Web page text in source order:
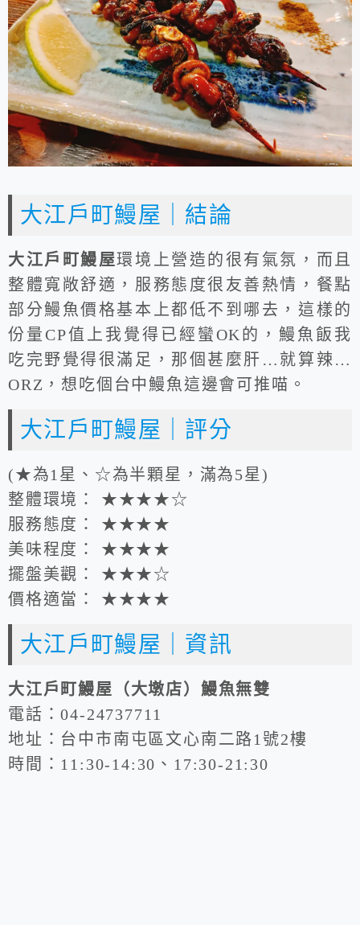
大江戶町鰻屋｜結論
大江戶町鰻屋環境上營造的很有氣氛，而且
整體寬敞舒適，服務態度很友善熱情，餐點
部分鰻魚價格基本上都低不到哪去，這樣的
份量CP值上我覺得已經蠻OK的，鰻魚飯我
吃完野覺得很滿足，那個甚麼肝…就算辣…
ORZ，想吃個台中鰻魚這邊會可推喵。
大江戶町鰻屋｜評分
(★為1星、☆為半顆星，滿為5星)
整體環境： ★★★★☆
服務態度： ★★★★
美味程度： ★★★★
擺盤美觀： ★★★☆
價格適當： ★★★★
大江戶町鰻屋｜資訊
大江戶町鰻屋（大墩店）鰻魚無雙
電話：04-24737711
地址：台中市南屯區文心南二路1號2樓
時間：11:30-14:30、17:30-21:30